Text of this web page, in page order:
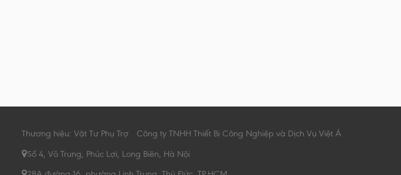
Thương hiệu: Vật Tư Phụ Trợ
Công ty TNHH Thiết Bị Công Nghiệp và Dịch Vụ Việt Á
Số 4, Võ Trung, Phúc Lợi, Long Biên, Hà Nội